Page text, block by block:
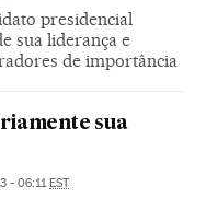
presidencial
sua liderança e
de importância
sua
- 06:11 EST